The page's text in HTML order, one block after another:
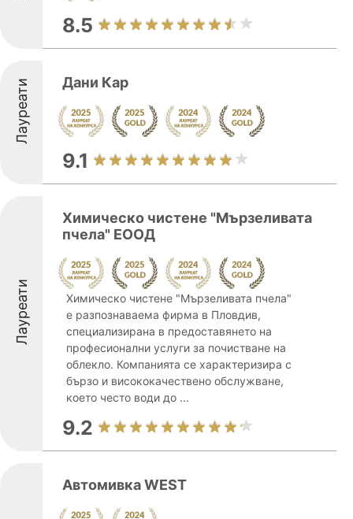
8.5
Лауреати Дани Кар
9.1
Лауреати
Химическо чистене "Мързеливата
пчела" ЕООД
Химическо чистене "Мързеливата пчела"
е разпознаваема фирма в Пловдив,
специализирана в предоставянето на
професионални услуги за почистване на
облекло. Компанията се характеризира с
бързо и висококачествено обслужване,
което често води до ...
9.2
Автомивка WEST